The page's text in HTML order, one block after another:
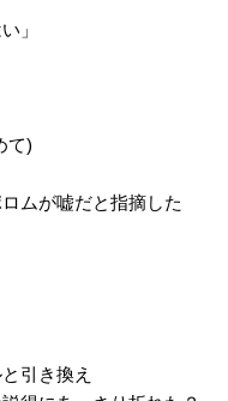
」
て)
ムが嘘だと指摘した
引き換え